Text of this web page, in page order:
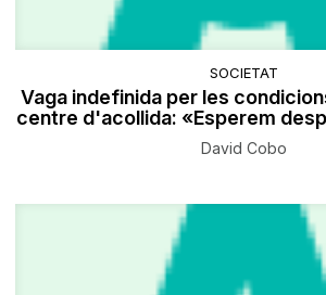
SOCIETAT
Vaga indefinida per les
centre d'acollida: «Esperem
David Cobo